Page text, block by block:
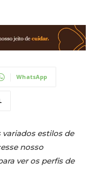
WhatsApp
estilos de
nosso
ver os perfis de